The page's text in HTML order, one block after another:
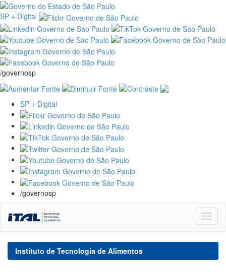
SP + Digital
/governosp
SP + Digital
/governosp
navigation
Instituto de Tecnologia de Alimentos